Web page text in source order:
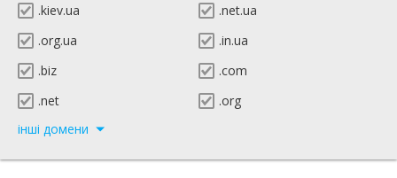
.kiev.ua
.net.ua
.org.ua
.in.ua
.biz
.com
.net
.org
інші домени